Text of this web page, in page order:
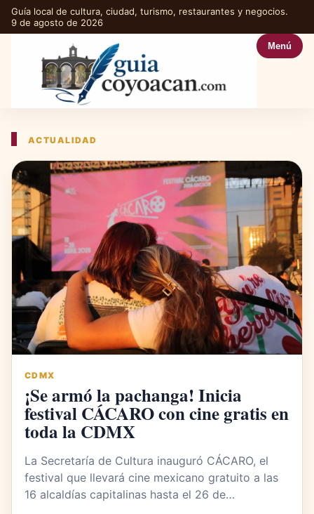
Guía local de cultura, ciudad, turismo, restaurantes y negocios.
9 de agosto de 2026
Menú
ACTUALIDAD
CDMX
¡Se armó la pachanga! Inicia
festival CÁCARO con cine gratis en
toda la CDMX
La Secretaría de Cultura inauguró CÁCARO, el
festival que llevará cine mexicano gratuito a las
16 alcaldías capitalinas hasta el 26 de…